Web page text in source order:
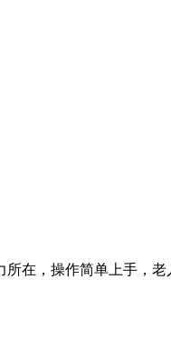
在，操作简单上手，老